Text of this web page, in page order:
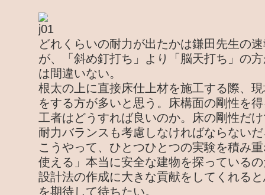
どれくらいの耐力が出たかは鎌田先生の
が、「斜め釘打ち」より「脳天打ち」の
は間違いない。
根太の上に直接床仕上材を施工する際、
をする方が多いと思う。床構面の剛性を
工者はどうすれば良いのか。床の剛性だ
耐力バランスも考慮しなければならない
こうやって、ひとつひとつの実験を積み
使える」本当に安全な建物を探っている
設計法の作成に大きな貢献をしてくれる
を期待して待ちたい。